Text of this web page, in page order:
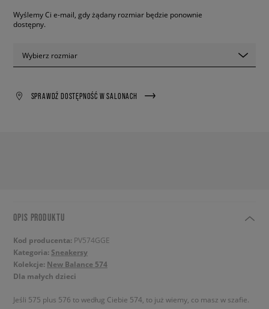
Wyślemy Ci e-mail, gdy żądany rozmiar będzie ponownie
dostępny.
Wybierz rozmiar
SPRAWDŹ DOSTĘPNOŚĆ W SALONACH
OPIS PRODUKTU
Kod producenta: PV574GGE
Kategoria: Sneakersy
Kolekcje: New Balance 574
Dla małych dzieci
Jeśli 575 plus 576 to według Ciebie 574, to już wiemy, co masz w szafie.